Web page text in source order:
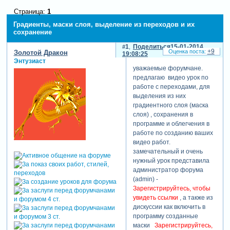
Градиенты, маски слоя, выделение из переходов и их
сохранение
Страница: 1
Поделиться
1
15-01-2014
19:08:25
Золотой Дракон
Энтузиаст
уважаемые форумчане.
предлагаю видео урок по
работе с переходами, для
выделения из них
градиентного слоя (маска
слоя) , сохранения в
программе и облегчения в
работе по созданию ваших
видео работ.
замечательный и очень
нужный урок представила
администратор форума
(admin) -
Зарегистрируйтесь, чтобы
увидеть ссылки , а также из
дискуссии как включить в
программу созданные
маски Зарегистрируйтесь,
+9